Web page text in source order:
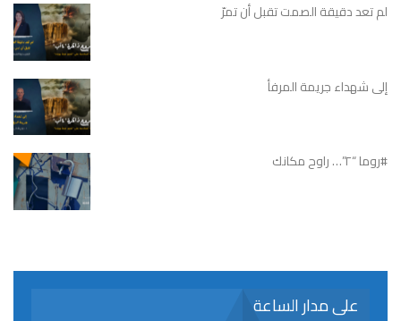
لم تعد دقيقة الصمت تقبل أن تمرّ
إلى شهداء جريمة المرفأ
#روما “٢”… راوح مكانك
على مدار الساعة